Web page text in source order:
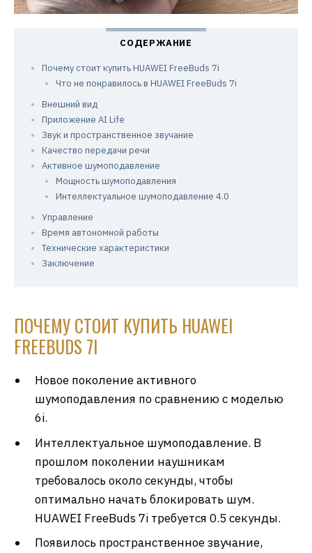
Почему стоит купить HUAWEI FreeBuds 7i
Что не понравилось в HUAWEI FreeBuds 7i
Внешний вид
Приложение AI Life
Звук и пространственное звучание
Качество передачи речи
Активное шумоподавление
Мощность шумоподавления
Интеллектуальное шумоподавление 4.0
Управление
Время автономной работы
Технические характеристики
Заключение
ПОЧЕМУ СТОИТ КУПИТЬ HUAWEI
FREEBUDS 7I
Новое поколение активного
шумоподавления по сравнению с моделью
6i.
Интеллектуальное шумоподавление. В
прошлом поколении наушникам
требовалось около секунды, чтобы
оптимально начать блокировать шум.
HUAWEI FreeBuds 7i требуется 0.5 секунды.
Появилось пространственное звучание,